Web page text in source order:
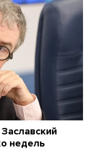
недель